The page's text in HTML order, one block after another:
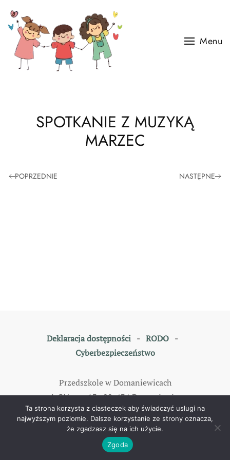
Skip to main content
Menu
SPOTKANIE Z MUZYKĄ
MARZEC
POPRZEDNIE NASTĘPNE
Deklaracja dostępności- RODO-
Cyberbezpieczeństwo
Przedszkole w Domaniewicach
ul. Główna 13, 99-434 Domaniewice
tel: 46 838 35 79
All rights reserved. Designed byTOMKAM
Ta strona korzysta z ciasteczek aby świadczyć usługi na
najwyższym poziomie. Dalsze korzystanie ze strony oznacza,
że zgadzasz się na ich użycie.
Zgoda